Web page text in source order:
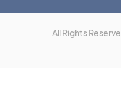
All Rights